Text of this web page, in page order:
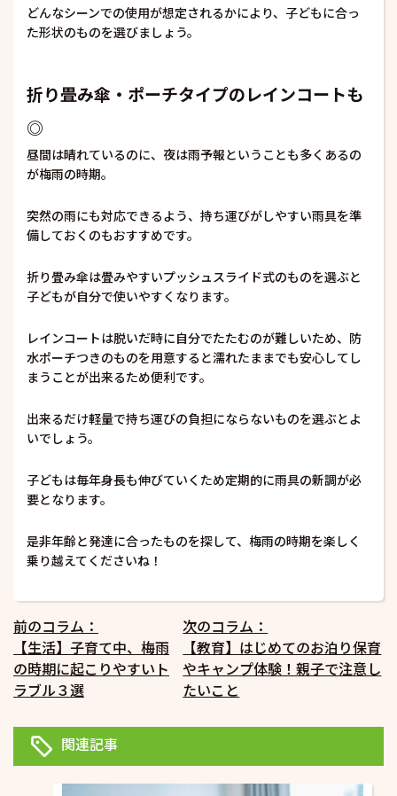
どんなシーンでの使用が想定されるかにより、子どもに合っ
た形状のものを選びましょう。
折り畳み傘・ポーチタイプのレインコートも
◎
昼間は晴れているのに、夜は雨予報ということも多くあるの
が梅雨の時期。
突然の雨にも対応できるよう、持ち運びがしやすい雨具を準
備しておくのもおすすめです。
折り畳み傘は畳みやすいプッシュスライド式のものを選ぶと
子どもが自分で使いやすくなります。
レインコートは脱いだ時に自分でたたむのが難しいため、防
水ポーチつきのものを用意すると濡れたままでも安心してし
まうことが出来るため便利です。
出来るだけ軽量で持ち運びの負担にならないものを選ぶとよ
いでしょう。
子どもは毎年身長も伸びていくため定期的に雨具の新調が必
要となります。
是非年齢と発達に合ったものを探して、梅雨の時期を楽しく
乗り越えてくださいね！
投
稿
ナ
ビ
ゲ
ー
前のコラム：
【生活】子育て中、梅雨
の時期に起こりやすいト
ラブル３選
次のコラム：
【教育】はじめてのお泊り保育
やキャンプ体験！親子で注意し
たいこと
関連記事